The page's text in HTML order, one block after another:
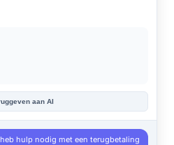
aan AI
hulp nodig met een terugbetaling